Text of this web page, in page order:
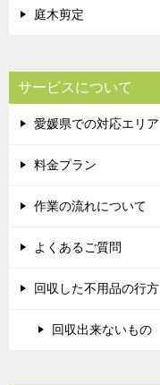
庭木剪定
サービスについて
愛媛県での対応エリア
料金プラン
作業の流れについて
よくあるご質問
回収した不用品の行方
回収出来ないもの